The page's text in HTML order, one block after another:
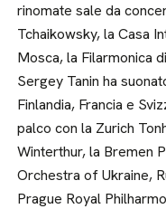
rinomate sale da
Tchaikowsky, la Casa
Mosca, la Filarmonica
Sergey Tanin ha
Finlandia, Francia e
palco con la Zurich
Winterthur, la Bremen
Orchestra of Ukraine,
Prague Royal